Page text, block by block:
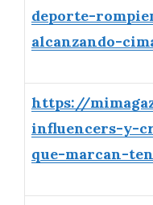
deporte-
alcanzando-
https://
influencers-y-
que-marcan-